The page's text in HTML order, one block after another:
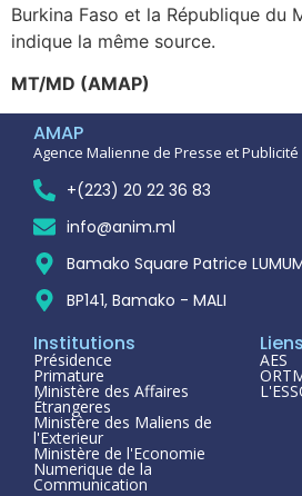
Burkina Faso et la République du
indique la même source.
MT/MD (AMAP)
AMAP
Agence Malienne de Presse et Publicité
+(223) 20 22 36 83
info@anim.ml
Bamako Square Patrice
BP141, Bamako - MALI
Institutions
Présidence
Primature
Ministère des Affaires
Étrangeres
Ministère des Maliens de
l'Exterieur
Ministère de l'Economie
Numerique de la
Communication
AES